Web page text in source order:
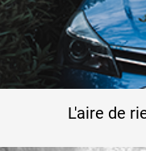
L'aire de